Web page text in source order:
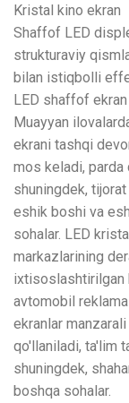
Kristal kino ekran
Shaffof LED
strukturaviy
bilan istiqbolli
LED shaffof ekran
Muayyan
ekrani tashqi
mos keladi, parda
shuningdek,
eshik boshi va
sohalar. LED
markazlarining
ixtisoslashtirilgan
avtomobil
ekranlar
qo'llaniladi, ta'lim
shuningdek,
boshqa sohalar.